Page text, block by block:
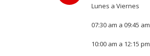
Lunes a Viernes
07:30 am a 09:45 am
10:00 am a 12:15 pm